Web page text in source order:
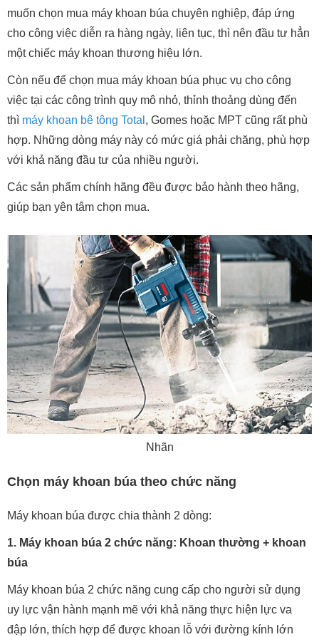
muốn chọn mua máy khoan búa chuyên nghiệp, đáp ứng
cho công việc diễn ra hàng ngày, liên tục, thì nên đầu tư hẳn
một chiếc máy khoan thương hiệu lớn.
Còn nếu để chọn mua máy khoan búa phục vụ cho công
việc tại các công trình quy mô nhỏ, thỉnh thoảng dùng đến
thì máy khoan bê tông Total , Gomes hoặc MPT cũng rất phù
hợp. Những dòng máy này có mức giá phải chăng, phù hợp
với khả năng đầu tư của nhiều người.
Các sản phẩm chính hãng đều được bảo hành theo hãng,
giúp bạn yên tâm chọn mua.
Nhãn
Chọn máy khoan búa theo chức năng
Máy khoan búa được chia thành 2 dòng:
1. Máy khoan búa 2 chức năng: Khoan thường + khoan
búa
Máy khoan búa 2 chức năng cung cấp cho người sử dụng
uy lực vận hành mạnh mẽ với khả năng thực hiện lực va
đập lớn, thích hợp để được khoan lỗ với đường kính lớn